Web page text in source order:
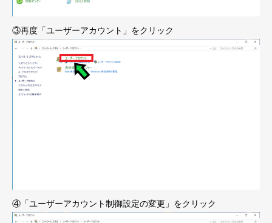
③再度「ユーザーアカウント」をクリック
④「ユーザーアカウント制御設定の変更」をクリック